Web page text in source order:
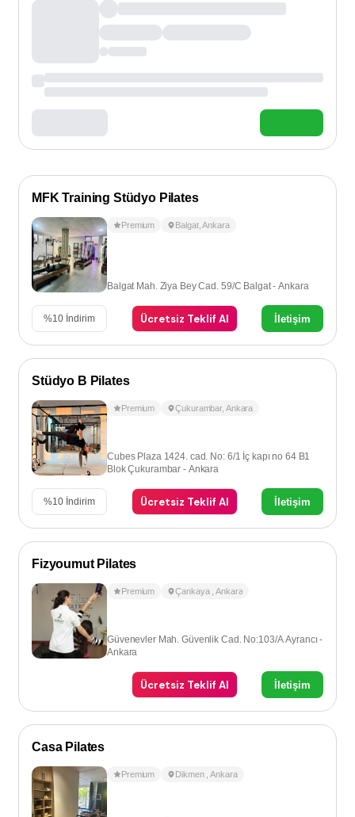
MFK Training Stüdyo Pilates
Premium Balgat,Ankara
Balgat Mah. Ziya Bey Cad. 59/C Balgat - Ankara
%10 İndirim Ücretsiz Teklif Al İletişim
Stüdyo B Pilates
Premium Çukurambar, Ankara
Cubes Plaza 1424. cad. No: 6/1 İç kapı no 64 B1
Blok Çukurambar - Ankara
%10 İndirim Ücretsiz Teklif Al İletişim
Fizyoumut Pilates
Premium Çankaya ,Ankara
Güvenevler Mah. Güvenlik Cad. No:103/A Ayrancı -
Ankara
Ücretsiz Teklif Al İletişim
Casa Pilates
Premium Dikmen ,Ankara